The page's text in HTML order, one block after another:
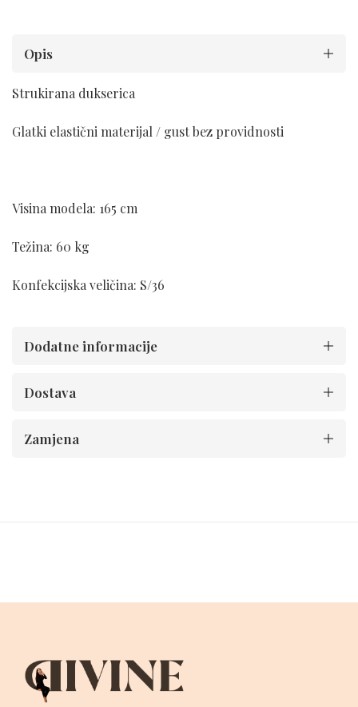
Opis
Strukirana dukserica
Glatki elastični materijal / gust bez providnosti
Visina modela: 165 cm
Težina: 60 kg
Konfekcijska veličina: S/36
Dodatne informacije
Dostava
Zamjena